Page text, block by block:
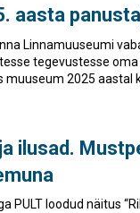
aasta
Linnamuuseumi
tegevustesse
2025 aastal
ilusad.
PULT loodud näitus